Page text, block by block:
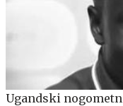
Ugandski